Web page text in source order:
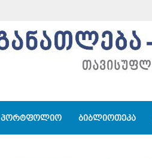
პორტფოლიო ბიბლიოთეკა